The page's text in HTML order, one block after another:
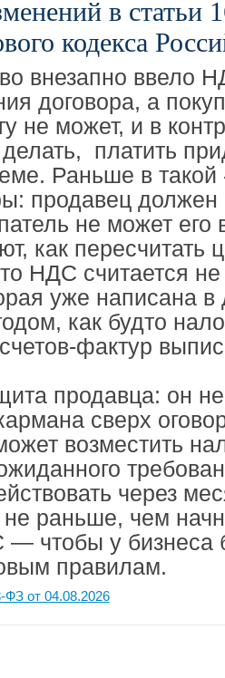
в статьи
кодекса
внезапно ввело
договора, а
не может, и в
платить
Раньше в такой
продавец
не может его
как пересчитать
НДС считается
уже написана в
как будто
фактур
продавца: он
сверх
возместить
через
раньше, чем
— чтобы у бизнеса
правилам.
от 04.08.2026